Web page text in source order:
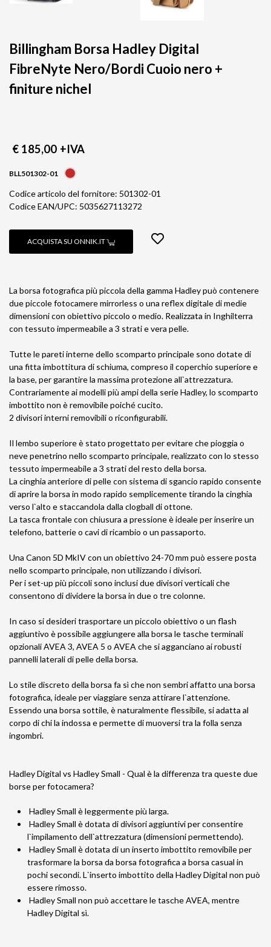
Billingham Borsa Hadley Digital
FibreNyte Nero/Bordi Cuoio nero +
finiture nichel
€ 185,00 +IVA
BLL501302-01
Codice articolo del fornitore: 501302-01
Codice EAN/UPC: 5035627113272
ACQUISTA SU ONNIK.IT
La borsa fotografica più piccola della gamma Hadley può contenere
due piccole fotocamere mirrorless o una reflex digitale di medie
dimensioni con obiettivo piccolo o medio. Realizzata in Inghilterra
con tessuto impermeabile a 3 strati e vera pelle.
Tutte le pareti interne dello scomparto principale sono dotate di
una fitta imbottitura di schiuma, compreso il coperchio superiore e
la base, per garantire la massima protezione all`attrezzatura.
Contrariamente ai modelli più ampi della serie Hadley, lo scomparto
imbottito non è removibile poiché cucito.
2 divisori interni removibili o riconfigurabili.
Il lembo superiore è stato progettato per evitare che pioggia o
neve penetrino nello scomparto principale, realizzato con lo stesso
tessuto impermeabile a 3 strati del resto della borsa.
La cinghia anteriore di pelle con sistema di sgancio rapido consente
di aprire la borsa in modo rapido semplicemente tirando la cinghia
verso l`alto e staccandola dalla clogball di ottone.
La tasca frontale con chiusura a pressione è ideale per inserire un
telefono, batterie o cavi di ricambio o un passaporto.
Una Canon 5D MkIV con un obiettivo 24-70 mm può essere posta
nello scomparto principale, non utilizzando i divisori.
Per i set-up più piccoli sono inclusi due divisori verticali che
consentono di dividere la borsa in due o tre colonne.
In caso si desideri trasportare un piccolo obiettivo o un flash
aggiuntivo è possibile aggiungere alla borsa le tasche terminali
opzionali AVEA 3, AVEA 5 o AVEA che si agganciano ai robusti
pannelli laterali di pelle della borsa.
Lo stile discreto della borsa fa sì che non sembri affatto una borsa
fotografica, ideale per viaggiare senza attirare l`attenzione.
Essendo una borsa sottile, è naturalmente flessibile, si adatta al
corpo di chi la indossa e permette di muoversi tra la folla senza
ingombri.
Hadley Digital vs Hadley Small - Qual è la differenza tra queste due
borse per fotocamera?
Hadley Small è leggermente più larga.
Hadley Small è dotata di divisori aggiuntivi per consentire
l`impilamento dell`attrezzatura (dimensioni permettendo).
Hadley Small è dotata di un inserto imbottito removibile per
trasformare la borsa da borsa fotografica a borsa casual in
pochi secondi. L`inserto imbottito della Hadley Digital non può
essere rimosso.
Hadley Small non può accettare le tasche AVEA, mentre
Hadley Digital sì.